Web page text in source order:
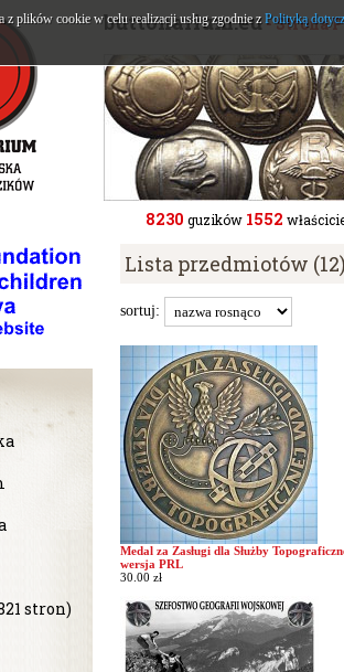
stron)
buttonarium.eu- Strona
8230 guzików 1552
Lista przedmiotów
sortuj:
Medal za Zasługi dla Służby
wersja PRL
30.00 zł
z plików cookie w celu realizacji usług zgodnie z Polityką